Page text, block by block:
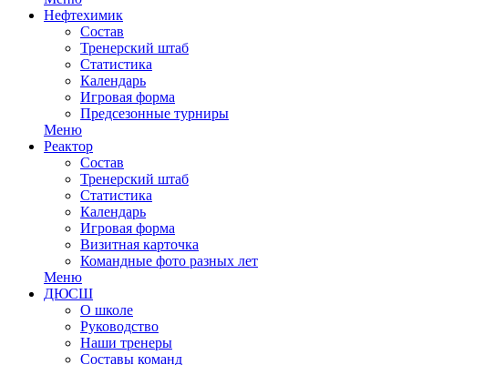
Нефтехимик
Состав
Тренерский штаб
Статистика
Календарь
Игровая форма
Предсезонные турниры
Меню
Реактор
Состав
Тренерский штаб
Статистика
Календарь
Игровая форма
Визитная карточка
Командные фото разных лет
Меню
ДЮСШ
О школе
Руководство
Наши тренеры
Составы команд